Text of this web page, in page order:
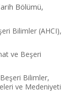
Bölümü,
Bilimler (AHCI),
ve Beşeri
Bilimler,
ve Medeniyeti